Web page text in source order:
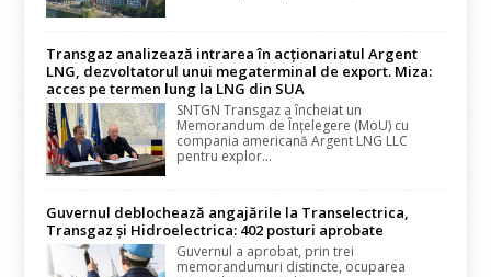
Transgaz analizează intrarea în acționariatul Argent
LNG, dezvoltatorul unui megaterminal de export. Miza:
acces pe termen lung la LNG din SUA
SNTGN Transgaz a încheiat un
Memorandum de Înțelegere (MoU) cu
compania americană Argent LNG LLC
pentru explor...
Guvernul deblochează angajările la Transelectrica,
Transgaz și Hidroelectrica: 402 posturi aprobate
Guvernul a aprobat, prin trei
memorandumuri distincte, ocuparea